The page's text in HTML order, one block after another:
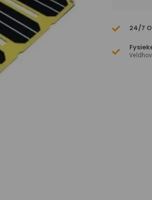
24/7